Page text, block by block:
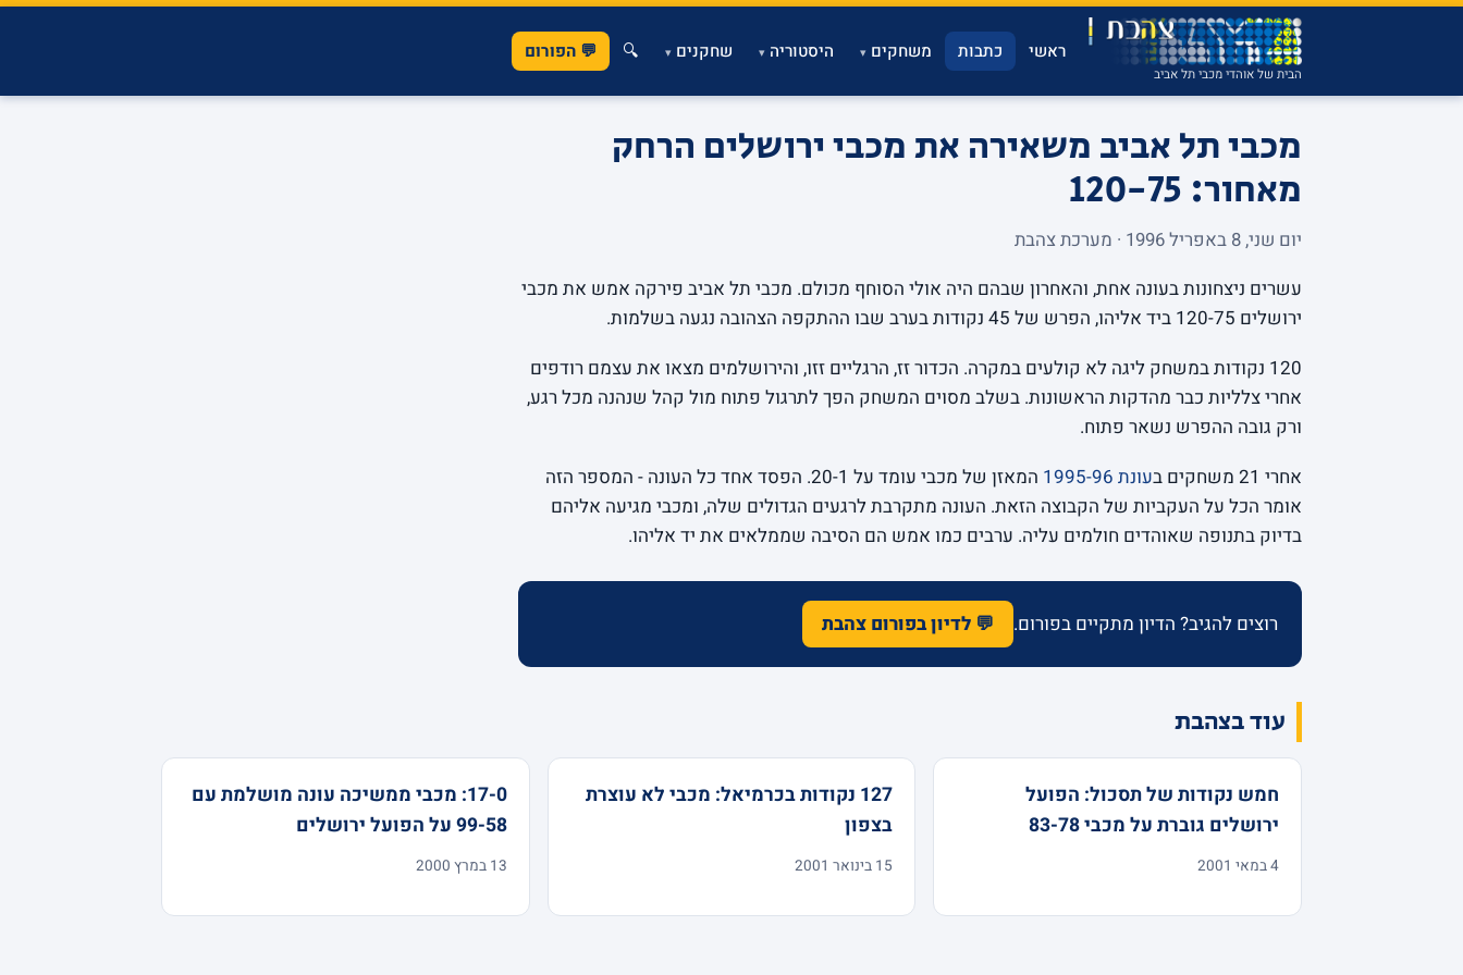
הבית של אוהדי מכבי תל אביב
ראשי כתבות משחקים▾ היסטוריה▾ שחקנים▾
🔍 💬 הפורום
מכבי תל אביב משאירה את מכבי ירושלים הרחק
מאחור: 120-75
יום שני, 8 באפריל 1996 · מערכת צהבת
עשרים ניצחונות בעונה אחת, והאחרון שבהם היה אולי הסוחף מכולם. מכבי תל אביב פירקה אמש את מכבי
ירושלים 120-75 ביד אליהו, הפרש של 45 נקודות בערב שבו ההתקפה הצהובה נגעה בשלמות.
120 נקודות במשחק ליגה לא קולעים במקרה. הכדור זז, הרגליים זזו, והירושלמים מצאו את עצמם רודפים
אחרי צלליות כבר מהדקות הראשונות. בשלב מסוים המשחק הפך לתרגול פתוח מול קהל שנהנה מכל רגע,
ורק גובה ההפרש נשאר פתוח.
אחרי 21 משחקים ב
עונת 1995-96
המאזן של מכבי עומד על 20-1. הפסד אחד כל העונה - המספר הזה
אומר הכל על העקביות של הקבוצה הזאת. העונה מתקרבת לרגעים הגדולים שלה, ומכבי מגיעה אליהם
בדיוק בתנופה שאוהדים חולמים עליה. ערבים כמו אמש הם הסיבה שממלאים את יד אליהו.
רוצים להגיב? הדיון מתקיים בפורום. 💬 לדיון בפורום צהבת
עוד בצהבת
חמש נקודות של תסכול: הפועל
ירושלים גוברת על מכבי 83-78
4 במאי 2001
127 נקודות בכרמיאל: מכבי לא עוצרת
בצפון
15 בינואר 2001
17-0: מכבי ממשיכה עונה מושלמת עם
99-58 על הפועל ירושלים
13 במרץ 2000